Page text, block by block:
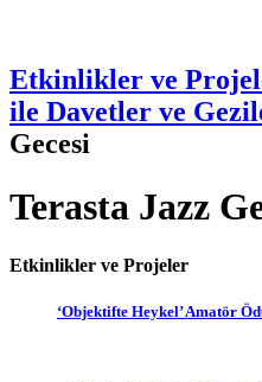
Etkinlikler ve
ile Davetler ve
Gecesi
Terasta Jazz
Etkinlikler ve Projeler
‘Objektifte Heykel’ Amatör